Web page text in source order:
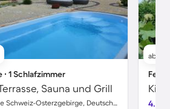
∙ 1 Schlafzimmer
Sauna und Grill
Tharandt, Sächsische Schweiz-Osterzgebirge, Deutschland
ab
4.7